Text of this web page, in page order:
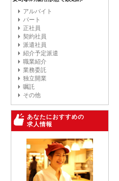
アルバイト
パート
正社員
契約社員
派遣社員
紹介予定派遣
職業紹介
業務委託
独立開業
嘱託
その他
あなたにおすすめの
求人情報